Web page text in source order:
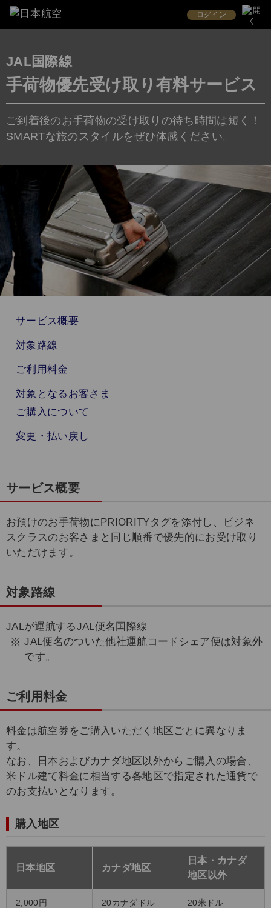
ログイン
JAL国際線
手荷物優先受け取り有料サービス
ご到着後のお手荷物の受け取りの待ち時間は短く！
SMARTな旅のスタイルをぜひ体感ください。
サービス概要
対象路線
ご利用料金
対象となるお客さま
ご購入について
変更・払い戻し
サービス概要
お預けのお手荷物にPRIORITYタグを添付し、ビジネ
スクラスのお客さまと同じ順番で優先的にお受け取り
いただけます。
対象路線
JALが運航するJAL便名国際線
JAL便名のついた他社運航コードシェア便は対象外
です。
ご利用料金
料金は航空券をご購入いただく地区ごとに異なりま
す。
なお、日本およびカナダ地区以外からご購入の場合、
米ドル建て料金に相当する各地区で指定された通貨で
のお支払いとなります。
購入地区
日本地区 カナダ地区
日本・カナダ
地区以外
2,000円 20カナダドル 20米ドル